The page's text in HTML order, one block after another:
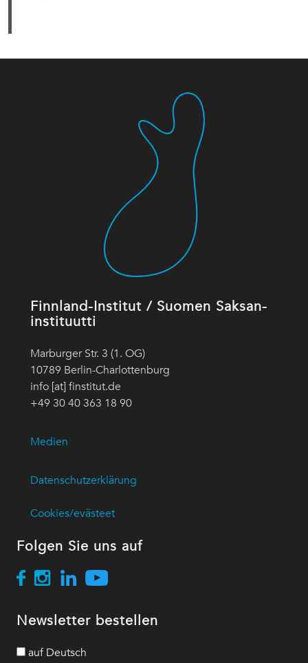
Finnland-Institut / Suomen Saksan-
instituutti
Marburger Str. 3 (1. OG)
10789 Berlin-Charlottenburg
info [at] finstitut.de
+49 30 40 363 18 90
Medien
Datenschutzerklärung
Cookies/evästeet
Folgen Sie uns auf
Newsletter bestellen
auf Deutsch